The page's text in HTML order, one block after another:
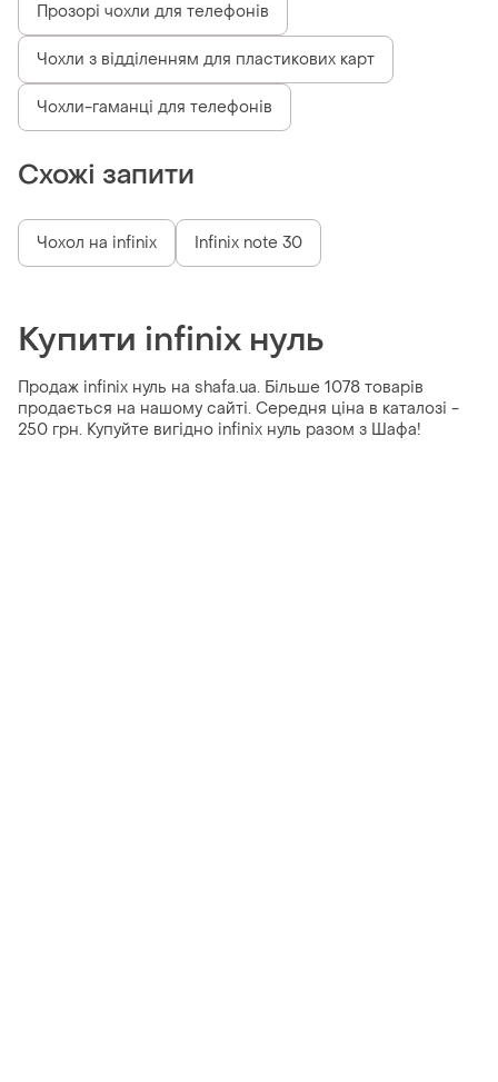
Прозорі чохли для телефонів
Чохли з відділенням для пластикових карт
Чохли-гаманці для телефонів
Схожі запити
Чохол на infinix Infinix note 30
Купити infinix нуль
Продаж infinix нуль на shafa.ua. Більше 1078 товарів
продається на нашому сайті. Середня ціна в каталозі -
250 грн. Купуйте вигідно infinix нуль разом з Шафа!